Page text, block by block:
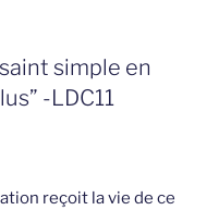
simple en
-LDC11
reçoit la vie de ce